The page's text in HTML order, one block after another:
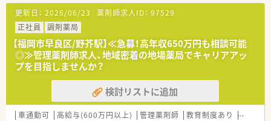
【法人特徴について】
■2021年に東証グロース市場へ上場した、在宅医療を主軸に成
長を続ける企業です。
■超高齢化社会を見据え、在宅訪問薬局を全国に60店舗以上展
開し事業を拡大しています。
■自社開発の在宅業務専用システムを導入し、業務の効率化と負
担軽減を実現しています。
【こんな方にオススメ】
■これからの時代に不可欠な在宅医療を専門的に学びたい方。
更新日： 2026/06/23 薬剤師求人ID： 97529
正社員
調剤薬局
【福岡市早良区/野芥駅】≪急募！高年収650万円も相談可能
◎≫管理薬剤師求人、地域密着の地場薬局でキャリアアッ
プを目指しませんか？
検討リストに追加
車通勤可 高給与(600万円以上) 管理薬剤師 教育制度あり シフト